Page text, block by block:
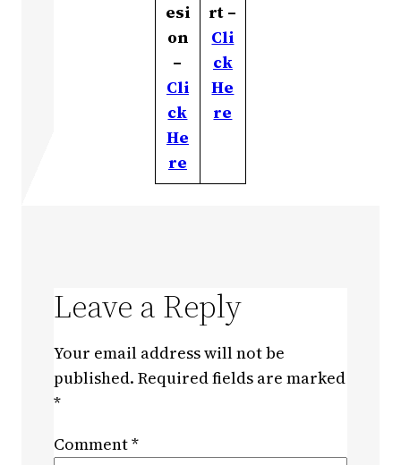
esi
on
–
Cli
ck
He
re
rt –
Cli
ck
He
re
Leave a Reply
Your email address will not be
published. Required fields are marked
*
Comment*